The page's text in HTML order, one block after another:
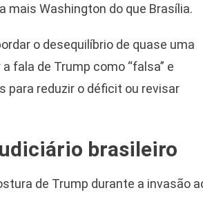
mais Washington do que Brasília.
o desequilíbrio de quase uma
fala de Trump como “falsa” e
para reduzir o déficit ou revisar
brasileiro
de Trump durante a invasão